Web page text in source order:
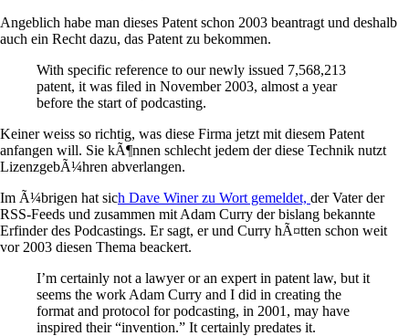
Angeblich habe man dieses Patent schon 2003 beantragt und deshalb
auch ein Recht dazu, das Patent zu bekommen.
With specific reference to our newly issued 7,568,213
patent, it was filed in November 2003, almost a year
before the start of podcasting.
Keiner weiss so richtig, was diese Firma jetzt mit diesem Patent
anfangen will. Sie kÃ¶nnen schlecht jedem der diese Technik nutzt
LizenzgebÃ¼hren abverlangen.
Im Ã¼brigen hat sich Dave Winer zu Wort gemeldet, der Vater der
RSS-Feeds und zusammen mit Adam Curry der bislang bekannte
Erfinder des Podcastings. Er sagt, er und Curry hÃ¤tten schon weit
vor 2003 diesen Thema beackert.
I’m certainly not a lawyer or an expert in patent law, but it
seems the work Adam Curry and I did in creating the
format and protocol for podcasting, in 2001, may have
inspired their “invention.” It certainly predates it.